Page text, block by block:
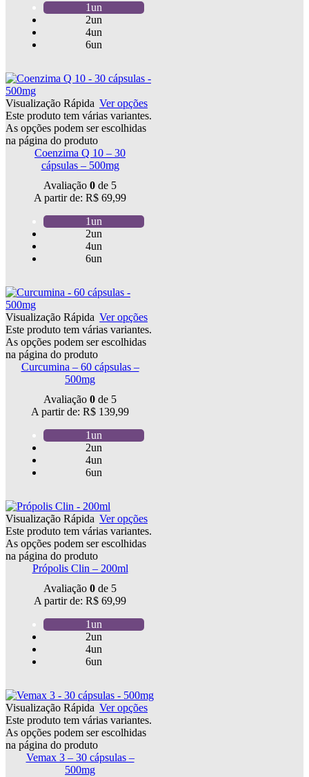
1un
2un
4un
6un
Visualização Rápida Ver opções
Este produto tem várias variantes.
As opções podem ser escolhidas
na página do produto
Coenzima Q 10 – 30
cápsulas – 500mg
Avaliação 0 de 5
A partir de: R$ 69,99
1un
2un
4un
6un
Visualização Rápida Ver opções
Este produto tem várias variantes.
As opções podem ser escolhidas
na página do produto
Curcumina – 60 cápsulas –
500mg
Avaliação 0 de 5
A partir de: R$ 139,99
1un
2un
4un
6un
Visualização Rápida Ver opções
Este produto tem várias variantes.
As opções podem ser escolhidas
na página do produto
Própolis Clin – 200ml
Avaliação 0 de 5
A partir de: R$ 69,99
1un
2un
4un
6un
Visualização Rápida Ver opções
Este produto tem várias variantes.
As opções podem ser escolhidas
na página do produto
Vemax 3 – 30 cápsulas –
500mg